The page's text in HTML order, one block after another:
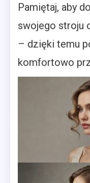
Pamiętaj, aby
swojego stroju
– dzięki temu
komfortowo